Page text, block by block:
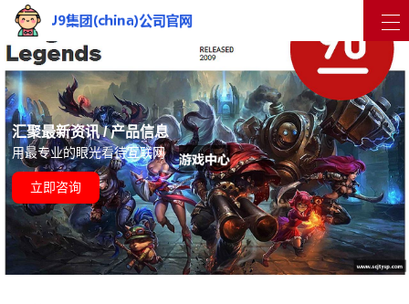
汇聚最新资讯 / 产品信息
用最专业的眼光看待互联网
立即咨询